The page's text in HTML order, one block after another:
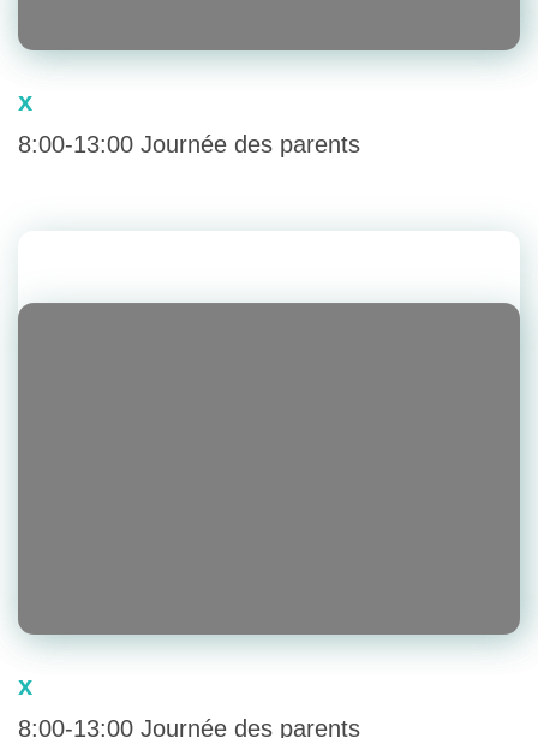
x
8:00-13:00 Journée des parents
x
8:00-13:00 Journée des parents